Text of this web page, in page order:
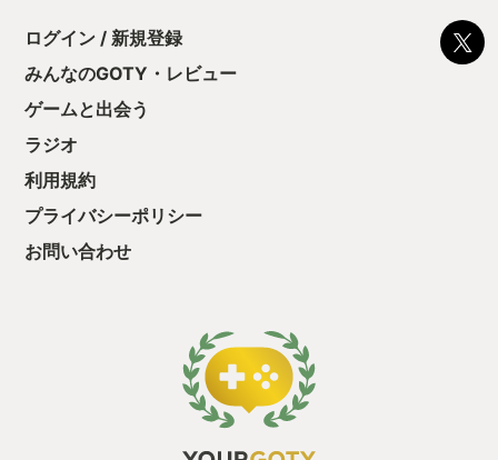
型のローグライ
をクリアしたら
う気持ちを揺る
ログイン / 新規登録
みんなのGOTY・レビュー
ゲームと出会う
ラジオ
利用規約
プライバシーポリシー
お問い合わせ